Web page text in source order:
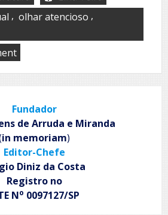
, olhar atencioso ,
on
estimado
Fundador
de Arruda e Miranda
in memoriam)
Editor-Chefe
Diniz da Costa
Registro no
No 0097127/SP